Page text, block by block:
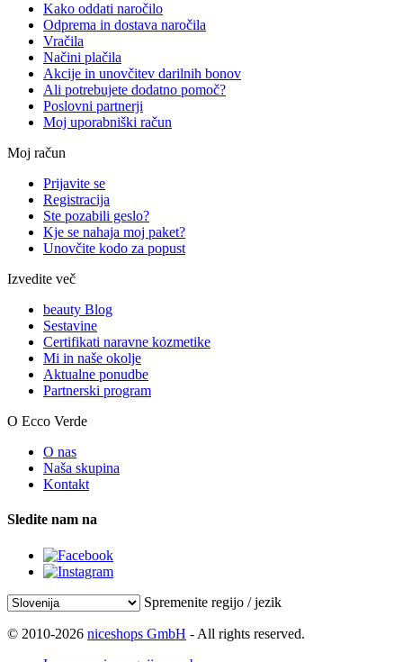
Kako oddati naročilo
Odprema in dostava naročila
Vračila
Načini plačila
Akcije in unovčitev darilnih bonov
Ali potrebujete dodatno pomoč?
Poslovni partnerji
Moj uporabniški račun
Moj račun
Prijavite se
Registracija
Ste pozabili geslo?
Kje se nahaja moj paket?
Unovčite kodo za popust
Izvedite več
beauty Blog
Sestavine
Certifikati naravne kozmetike
Mi in naše okolje
Aktualne ponudbe
Partnerski program
O Ecco Verde
O nas
Naša skupina
Kontakt
Sledite nam na
Spremenite regijo / jezik
© 2010-2026 niceshops GmbH - All rights reserved.